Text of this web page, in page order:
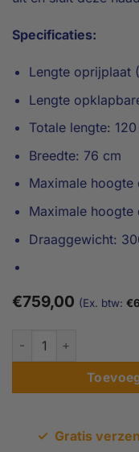
Specificaties:
Lengte oprijplaat
Lengte
Totale lengte:
Breedte: 76 cm
Maximale
Maximale
Draaggewicht:
€759,00 (Ex. btw: €
6 t/m 10 cm hoog
✓ Gratis